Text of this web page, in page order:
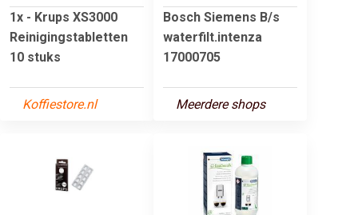
1x - Krups XS3000
Reinigingstabletten
10 stuks
Koffiestore.nl
Bosch Siemens B/s
waterfilt.intenza
17000705
Meerdere shops